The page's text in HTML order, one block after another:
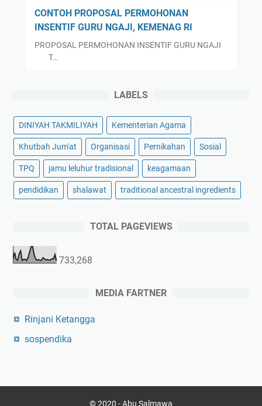
CONTOH PROPOSAL PERMOHONAN
INSENTIF GURU NGAJI, KEMENAG RI
PROPOSAL PERMOHONAN INSENTIF GURU NGAJI
T…
LABELS
DINIYAH TAKMILIYAH Kementerian Agama
Khutbah Jum'at Organisasi Pernikahan Sosial
TPQ jamu leluhur tradisional keagamaan
pendidikan shalawat traditional ancestral ingredients
TOTAL PAGEVIEWS
733,268
MEDIA FARTNER
Rinjani Ketangga
sospendika
© 2020 -Abu Salmawa